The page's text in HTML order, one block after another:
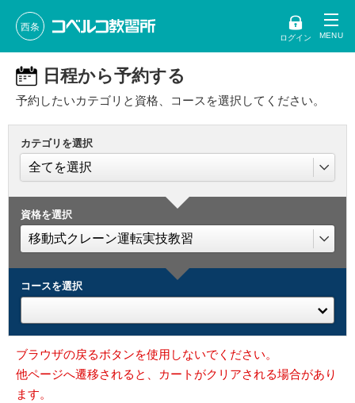
西条
ログイン
日程から予約する
予約したいカテゴリと資格、コースを選択してください。
カテゴリを選択
資格を選択
コースを選択
ブラウザの戻るボタンを使用しないでください。
他ページへ遷移されると、カートがクリアされる場合があり
ます。